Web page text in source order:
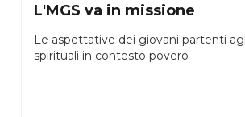
L'MGS va in missione
Le aspettative dei giovani partenti
spirituali in contesto povero